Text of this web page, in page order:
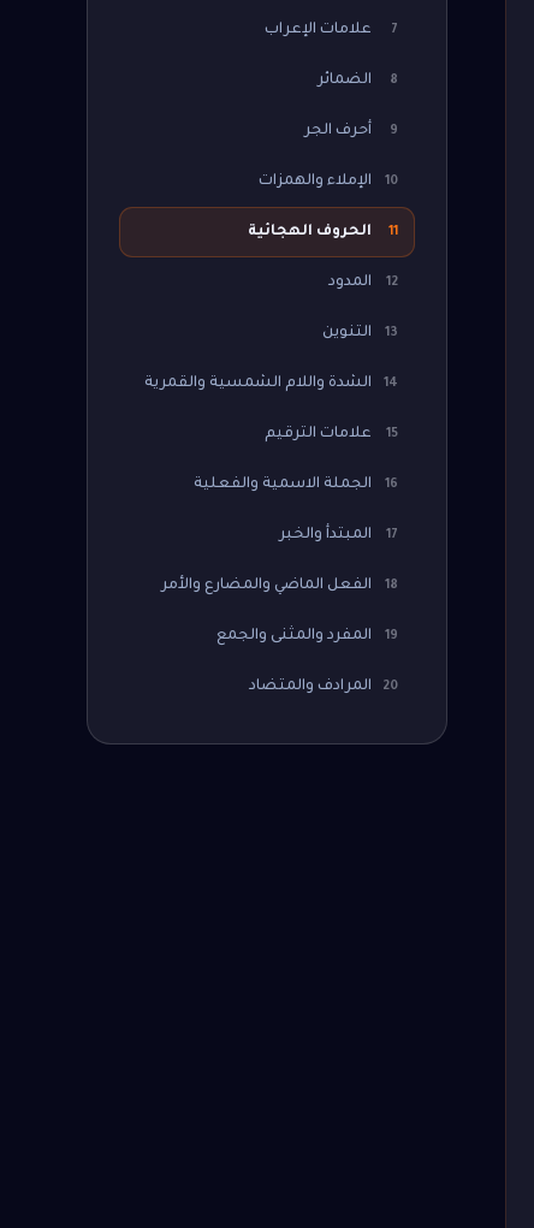
7 علامات الإعراب
8 الضمائر
9 أحرف الجر
10 الإملاء والهمزات
11 الحروف الهجائية
12 المدود
13 التنوين
14 الشدة واللام الشمسية والقمرية
15 علامات الترقيم
16 الجملة الاسمية والفعلية
17 المبتدأ والخبر
18 الفعل الماضي والمضارع والأمر
19 المفرد والمثنى والجمع
20 المرادف والمتضاد